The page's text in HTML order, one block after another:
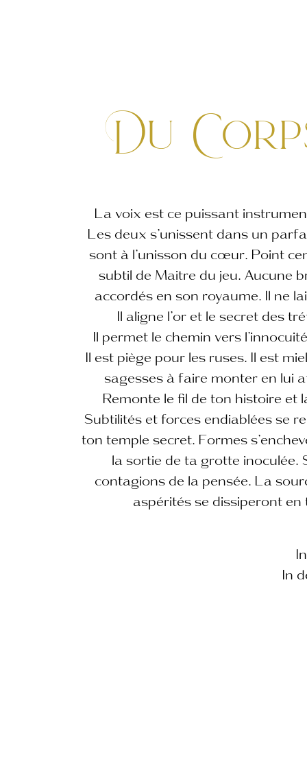
Du
La voix est ce puissant
Les deux s’unissent dans un
sont à l’unisson du cœur. Point
subtil de Maitre du jeu. Aucune
accordés en son royaume. Il ne
Il aligne l’or et le secret des
Il permet le chemin vers
Il est piège pour les ruses. Il est
sagesses à faire monter en lui
Remonte le fil de ton histoire et
Subtilités et forces endiablées se
ton temple secret. Formes
la sortie de ta grotte
contagions de la pensée. La
aspérités se dissiperont
In